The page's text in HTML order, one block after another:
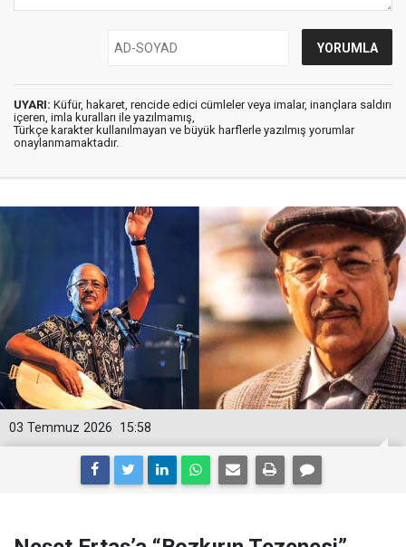
UYARI: Küfür, hakaret, rencide edici cümleler veya imalar, inançlara saldırı
içeren, imla kuralları ile yazılmamış,
Türkçe karakter kullanılmayan ve büyük harflerle yazılmış yorumlar
onaylanmamaktadır.
15:58
03 Temmuz 2026